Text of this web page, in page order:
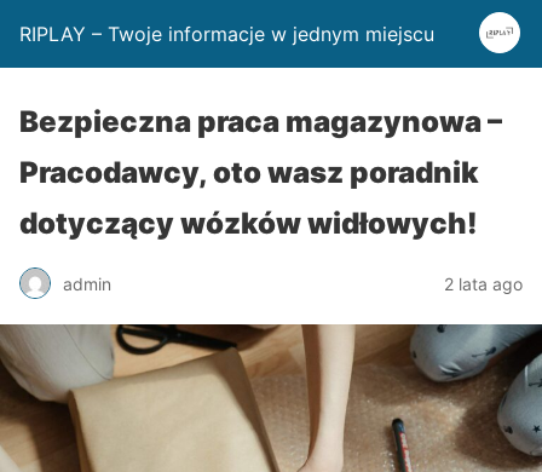
RIPLAY – Twoje informacje w jednym miejscu
Bezpieczna praca magazynowa –
Pracodawcy, oto wasz poradnik
dotyczący wózków widłowych!
admin 2 lata ago